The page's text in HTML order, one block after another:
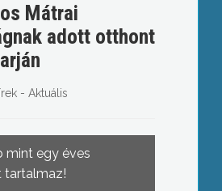
Mátrai
adott otthont
- Aktuális
mint egy éves
tartalmaz!